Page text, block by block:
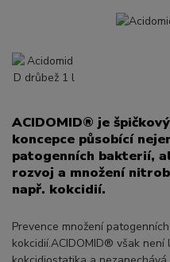
ACIDOMID® je
koncepce působící
patogenních bakterií,
rozvoj a množení
např. kokcidií.
Prevence množení
kokcidií.ACIDOMID® však není